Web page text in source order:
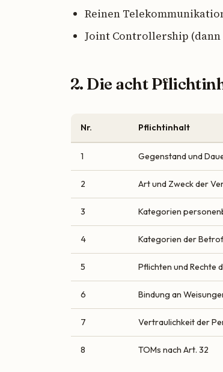
Reinen
Joint Controllership
2. Die acht
Nr. Pflichtinhalt
1 Gegenstand und
2 Art und Zweck der
3 Kategorien
4 Kategorien der
5 Pflichten und Rechte
6 Bindung an
7 Vertraulichkeit der
8 TOMs nach Art. 32